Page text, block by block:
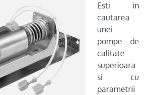
Esti in
cautarea
unei
pompe de
calitate
superioara
si cu
parametrii